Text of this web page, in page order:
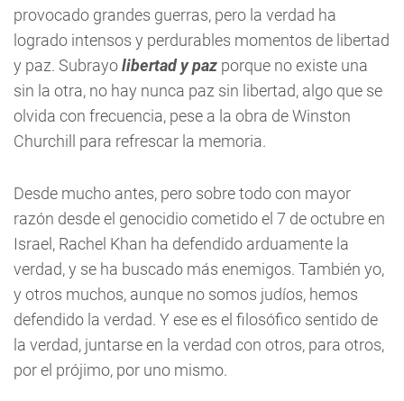
provocado grandes guerras, pero la verdad ha
logrado intensos y perdurables momentos de libertad
y paz. Subrayolibertad y paz porque no existe una
sin la otra, no hay nunca paz sin libertad, algo que se
olvida con frecuencia, pese a la obra de Winston
Churchill para refrescar la memoria.
Desde mucho antes, pero sobre todo con mayor
razón desde el genocidio cometido el 7 de octubre en
Israel, Rachel Khan ha defendido arduamente la
verdad, y se ha buscado más enemigos. También yo,
y otros muchos, aunque no somos judíos, hemos
defendido la verdad. Y ese es el filosófico sentido de
la verdad, juntarse en la verdad con otros, para otros,
por el prójimo, por uno mismo.